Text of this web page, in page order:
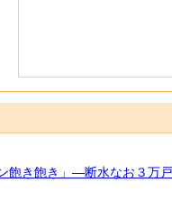
飽き飽き」―断水なお３万